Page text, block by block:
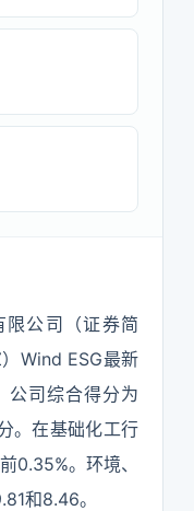
公司（证券简
Wind ESG最新
公司综合得分为
。在基础化工行
0.35%。环境、
和8.46。